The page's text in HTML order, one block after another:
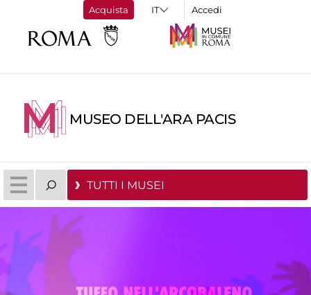
Acquista Accedi
MUSEO DELL'ARA PACIS
TUTTI I MUSEI